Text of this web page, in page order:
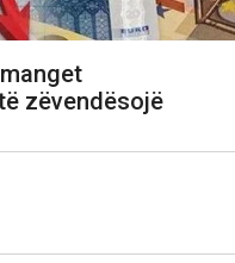
zëvendësojë